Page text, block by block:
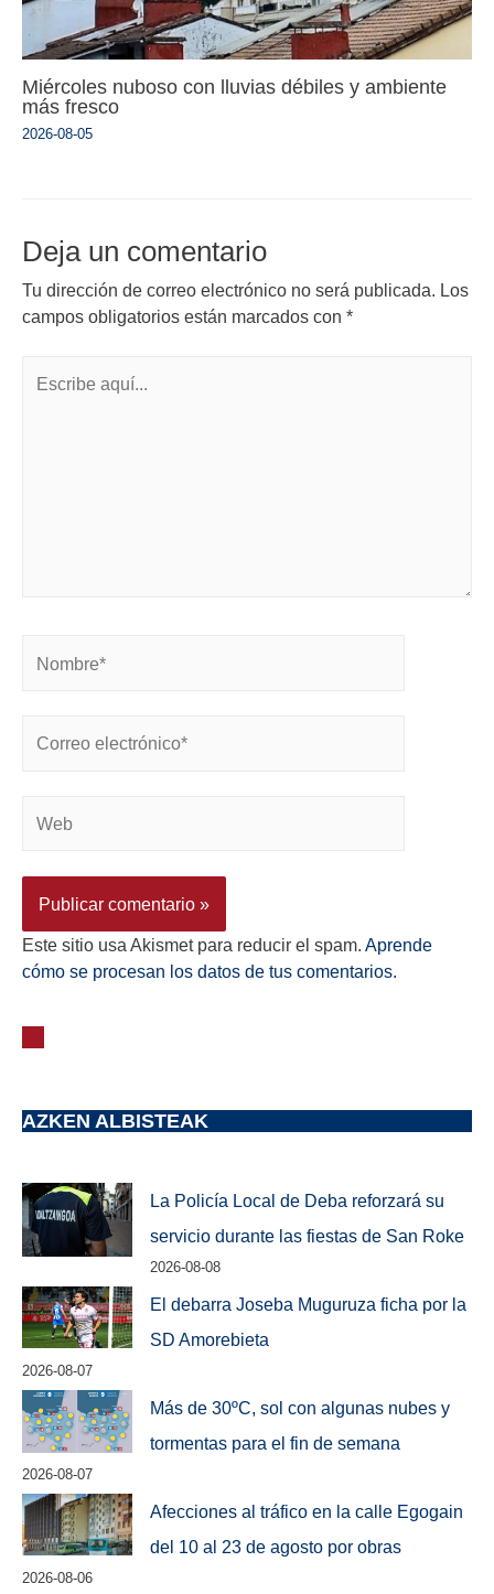
Miércoles nuboso con lluvias débiles y ambiente
más fresco
2026-08-05
Deja un comentario
Tu dirección de correo electrónico no será publicada. Los
campos obligatorios están marcados con *
Este sitio usa Akismet para reducir el spam. Aprende
cómo se procesan los datos de tus comentarios.
AZKEN ALBISTEAK
La Policía Local de Deba reforzará su
servicio durante las fiestas de San Roke
2026-08-08
El debarra Joseba Muguruza ficha por la
SD Amorebieta
2026-08-07
Más de 30ºC, sol con algunas nubes y
tormentas para el fin de semana
2026-08-07
Afecciones al tráfico en la calle Egogain
del 10 al 23 de agosto por obras
2026-08-06